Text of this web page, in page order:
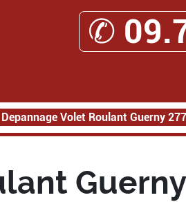
✆
Depannage Volet Roulant Guerny